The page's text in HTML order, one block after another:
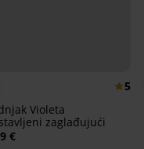
5
Violeta
zaglađujući
€